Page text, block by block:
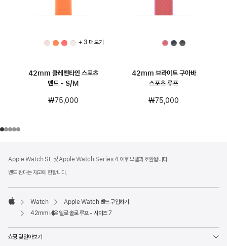
+ 3 더 보기
42mm 클레멘타인 스포츠
밴드 - S/M
₩75,000
42mm 브라이트 구아바
스포츠 루프
₩75,000
Apple Watch SE 및 Apple Watch Series 4 이후 모델과 호환됩니다.
밴드 판매는 재고에 한합니다.
Apple
Watch
Apple Watch 밴드 구입하기
42mm 네온 옐로 솔로 루프 - 사이즈 7
쇼핑 및 알아보기